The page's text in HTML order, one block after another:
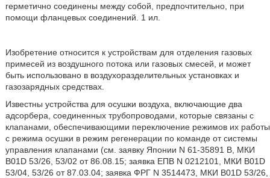
герметично соединены между собой, предпочтительно, при
помощи фланцевых соединений. 1 ил.
Изобретение относится к устройствам для отделения газовых
примесей из воздушного потока или газовых смесей, и может
быть использовано в воздухоразделительных установках и
газозарядных средствах.
Известны устройства для осушки воздуха, включающие два
адсорбера, соединенных трубопроводами, которые связаны с
клапанами, обеспечивающими переключение режимов их работы
с режима осушки в режим регенерации по команде от системы
управления клапанами (см. заявку Японии N 61-35891 В, МКИ
В01D 53/26, 53/02 от 86.08.15; заявка ЕПВ N 0212101, МКИ В01D
53/04, 53/26 от 87.03.04; заявка ФРГ N 3514473, МКИ В01D 53/26,